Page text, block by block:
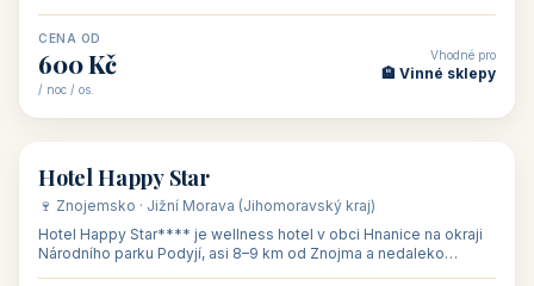
CENA OD
600 Kč
/ noc / os.
Vhodné pro
🏨 Vinné sklepy
🏨 hotel
Hotel Happy Star
🍷 Znojemsko · Jižní Morava (Jihomoravský kraj)
Hotel Happy Star**** je wellness hotel v obci Hnanice na okraji
Národního parku Podyjí, asi 8–9 km od Znojma a nedaleko